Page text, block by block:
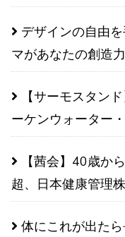
デザインの自由
マがあなたの創造
【サーモスタン
ーケンウォーター
【茜会】40歳か
超、日本健康管理
体にこれが出た